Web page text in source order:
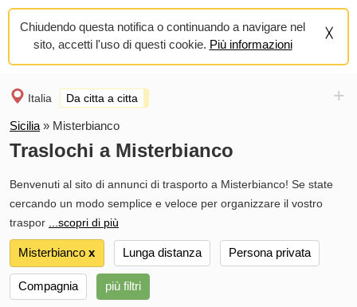
Chiudendo questa notifica o continuando a navigare nel
sito, accetti l'uso di questi cookie. Più informazioni
Italia Da citta a citta +
Sicilia » Misterbianco
Traslochi a Misterbianco
Benvenuti al sito di annunci di trasporto a Misterbianco! Se state
cercando un modo semplice e veloce per organizzare il vostro
traspor
...scopri di più
Misterbianco х Lunga distanza Persona privata
Compagnia più filtri